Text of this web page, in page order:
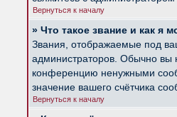
Вернуться к началу
» Что такое звание и как я
Звания, отображаемые под
администраторов. Обычно вы
конференцию ненужными
значение вашего счётчика
Вернуться к началу